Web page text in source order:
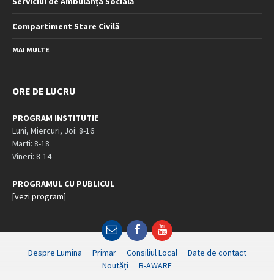
Compartiment Stare Civilă
MAI MULTE
ORE DE LUCRU
PROGRAM INSTITUTIE
Luni, Miercuri, Joi: 8-16
Marti: 8-18
Vineri: 8-14
PROGRAMUL CU PUBLICUL
[vezi program]
EmailFacebookYouTube
Despre Lumina Primar Consiliul Local
Date de contact
Noutăți
B-AWARE